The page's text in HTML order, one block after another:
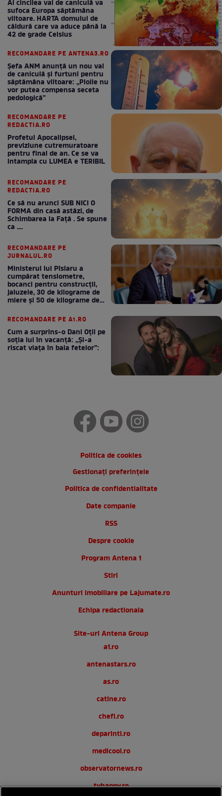
Al cincilea val de caniculă va
sufoca Europa săptămâna
viitoare. HARTA domului de
căldură care va aduce până la
42 de grade Celsius
RECOMANDARE PE ANTENA3.RO
Șefa ANM anunță un nou val
de caniculă și furtuni pentru
săptămâna viitoare: „Ploile nu
vor putea compensa seceta
pedologică”
RECOMANDARE PE
REDACTIA.RO
Profetul Apocalipsei,
previziune cutremuratoare
pentru final de an. Ce se va
intampla cu LUMEA e TERIBIL
RECOMANDARE PE
REDACTIA.RO
Ce să nu arunci SUB NICI O
FORMA din casă astăzi, de
Schimbarea la Față . Se spune
ca ....
RECOMANDARE PE
JURNALUL.RO
Ministerul lui Pîslaru a
cumpărat tensiometre,
bocanci pentru construcții,
jaluzele, 30 de kilograme de
miere și 50 de kilograme de
RECOMANDARE PE A1.RO
Cum a surprins-o Dani Oțil pe
soția lui în vacanță: „Și-a
riscat viața în baia fetelor”:
Politica de cookies
Gestionați preferințele
Politica de confidentialitate
Date companie
RSS
Despre cookie
Program Antena 1
Stiri
Anunturi imobiliare pe Lajumate.ro
Echipa redactionala
Site-uri Antena Group
a1.ro
antenastars.ro
as.ro
catine.ro
chefi.ro
deparinti.ro
medicool.ro
observatornews.ro
tvhappy.ro